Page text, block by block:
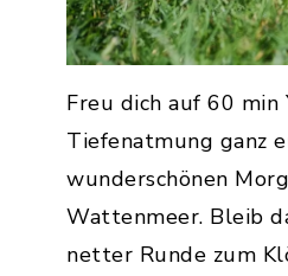
Freu dich auf 60 min
Tiefenatmung ganz
wunderschönen
Wattenmeer. Bleib
netter Runde zum